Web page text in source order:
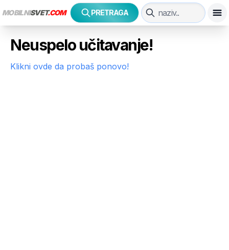
MOBILNISVET.COM PRETRAGA
Neuspelo učitavanje!
Klikni ovde da probaš ponovo!